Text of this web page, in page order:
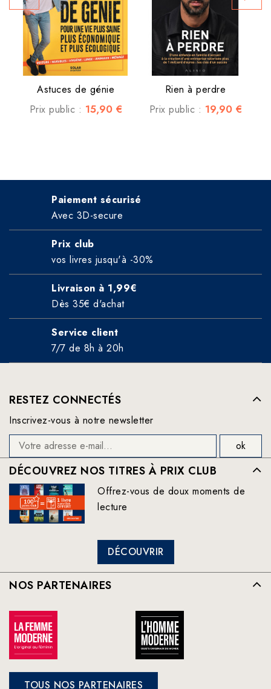
Astuces de génie
Prix public : 15,90 €
Rien à perdre
Prix public : 19,90 €
Paiement sécurisé
Avec 3D-secure
Prix club
vos livres jusqu'à -30%
Livraison à 1,99€
Dès 35€ d'achat
Service client
7/7 de 8h à 20h
RESTEZ CONNECTÉS
Inscrivez-vous à notre newsletter
DÉCOUVREZ NOS TITRES À PRIX CLUB
Offrez-vous de doux moments de
lecture
DÉCOUVRIR
NOS PARTENAIRES
TOUS NOS PARTENAIRES